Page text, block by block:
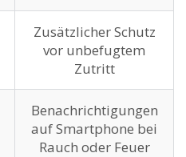
Zusätzlicher Schutz
vor unbefugtem
Zutritt
Benachrichtigungen
auf Smartphone bei
Rauch oder Feuer